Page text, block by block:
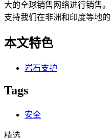
大的全球销售网络进行销售
支持我们在非洲和印度等地的
本文特色
岩石支护
Tags
安全
精选